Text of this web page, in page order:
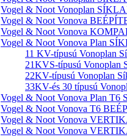
Vogel & Noot Vonoplan
Vogel & Noot Vonova
Vogel & Noot Vonova
Vogel & Noot Vonova Plan
11 KV-típusú Vonoplan
21KVS-típusú Vonoplan
22KV-típusú Vonoplan
33KV-és 30 típusú
Vogel & Noot Vonova Plan T6
Vogel & Noot Vonova T6
Vogel & Noot Vonova
Vogel & Noot Vonova